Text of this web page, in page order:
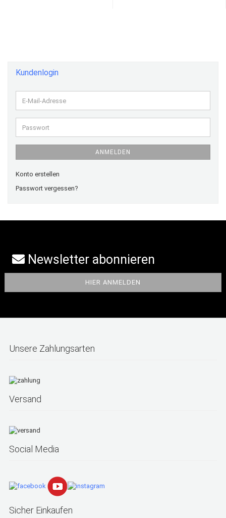
Kundenlogin
E-
Mail-
Adresse
Passwort
ANMELDEN
Konto erstellen
Passwort vergessen?
Newsletter abonnieren
Unsere Zahlungsarten
Versand
Social Media
Sicher Einkaufen